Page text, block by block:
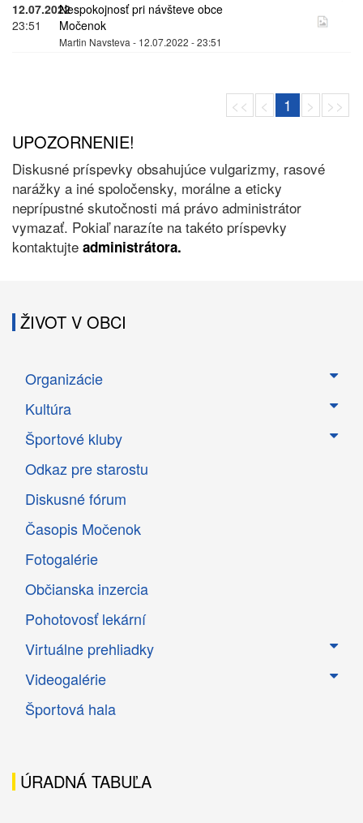
12.07.2022
23:51
Nespokojnosť pri návšteve obce
Močenok
Martin Navsteva - 12.07.2022 - 23:51
<< < 1 > >>
UPOZORNENIE!
Diskusné príspevky obsahujúce vulgarizmy, rasové
narážky a iné spoločensky, morálne a eticky
neprípustné skutočnosti má právo administrátor
vymazať. Pokiaľ narazíte na takéto príspevky
kontaktujte administrátora.
ŽIVOT V OBCI
Organizácie
Kultúra
Športové kluby
Odkaz pre starostu
Diskusné fórum
Časopis Močenok
Fotogalérie
Občianska inzercia
Pohotovosť lekární
Virtuálne prehliadky
Videogalérie
Športová hala
ÚRADNÁ TABUĽA